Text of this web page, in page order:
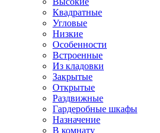
Квадратные
Угловые
Низкие
Особенности
Встроенные
Из кладовки
Закрытые
Открытые
Раздвижные
Гардеробные шкафы
Назначение
В комнату